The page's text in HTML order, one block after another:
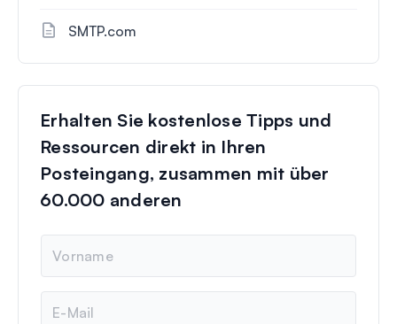
SMTP.com
Erhalten Sie kostenlose Tipps und
Ressourcen direkt in Ihren
Posteingang, zusammen mit über
60.000 anderen
m
e